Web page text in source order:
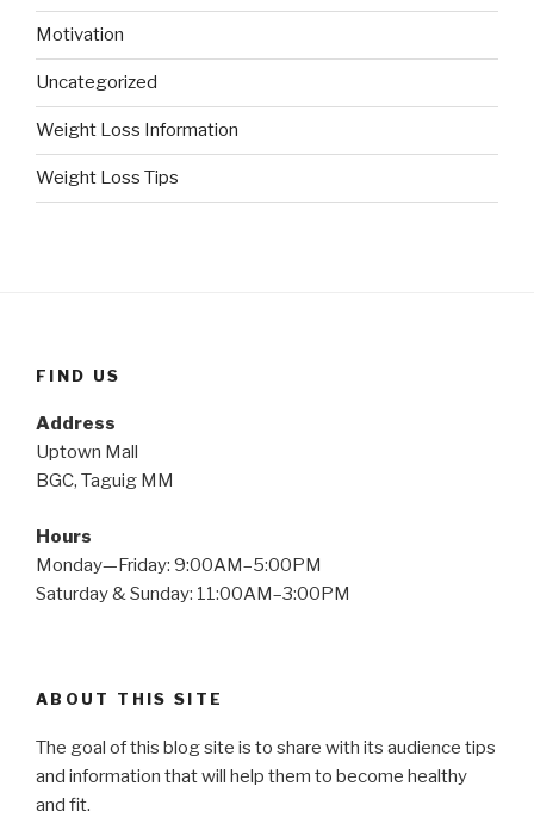
Motivation
Uncategorized
Weight Loss Information
Weight Loss Tips
FIND US
Address
Uptown Mall
BGC, Taguig MM
Hours
Monday—Friday: 9:00AM–5:00PM
Saturday & Sunday: 11:00AM–3:00PM
ABOUT THIS SITE
The goal of this blog site is to share with its audience tips
and information that will help them to become healthy
and fit.